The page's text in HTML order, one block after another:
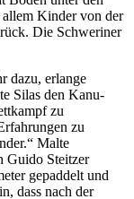
allem Kinder von der
Die Schweriner
dazu, erlange
Silas den Kanu-
zu
zu
Malte
Guido Steitzer
gepaddelt und
dass nach der